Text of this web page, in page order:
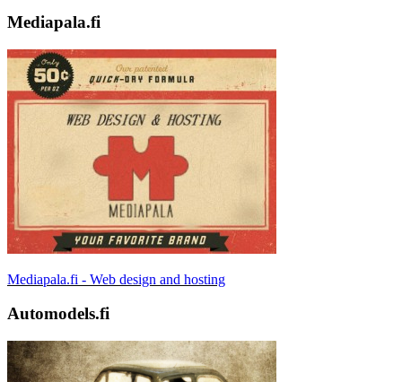
Mediapala.fi
Mediapala.fi - Web design and hosting
Automodels.fi